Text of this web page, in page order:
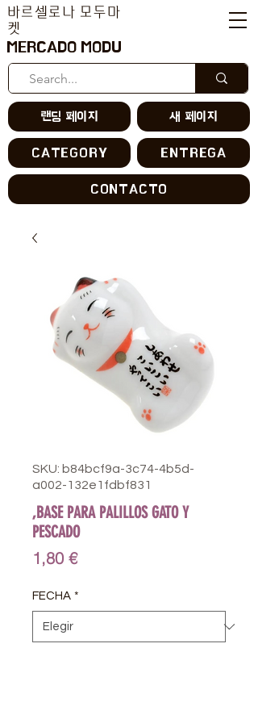
MERCADO MODU
바르셀로나 모두마
켓
랜딩 페이지 새 페이지
CATEGORY ENTREGA
CONTACTO
SKU: b84bcf9a-3c74-4b5d-
a002-132e1fdbf831
,BASE PARA PALILLOS GATO Y
PESCADO
1,80 €Precio
FECHA *